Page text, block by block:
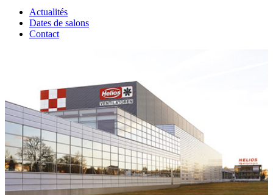
Actualités
Dates de salons
Contact